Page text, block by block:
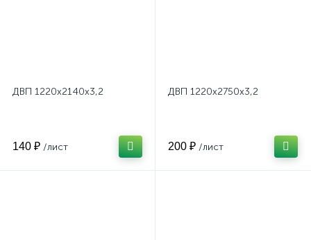
ДВП 1220х2140х3,2
140 ₽ /лист
ДВП 1220х2750х3,2
200 ₽ /лист